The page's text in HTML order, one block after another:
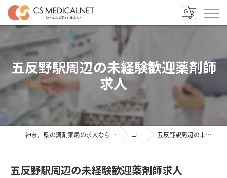
五反野駅周辺の未経験歓迎薬剤師
求人
神奈川県の調剤薬局の求人ならシーエスメディカルネット コラム 五反野駅周辺の未経験歓迎薬剤師求人
五反野駅周辺の未経験歓迎薬剤師求人